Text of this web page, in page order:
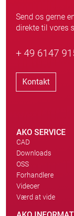
Send os gerne
direkte til vores
+ 49 6147
Kontakt
AKO SERVICE
CAD
Downloads
OSS
Forhandlere
Videoer
Værd at vide